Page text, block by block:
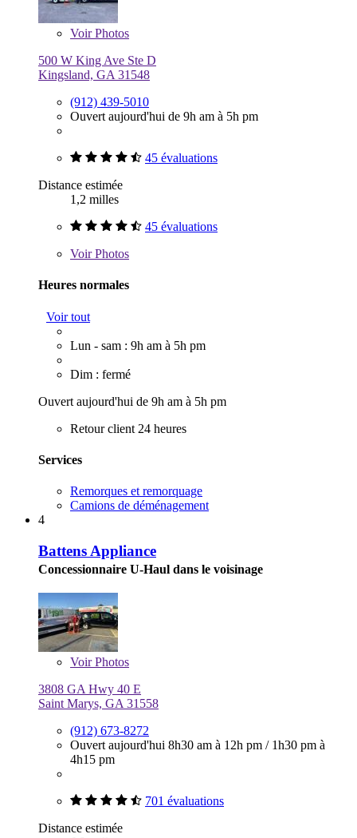
VoirPhotos
500 W King Ave Ste D
Kingsland, GA 31548
(912) 439-5010
Ouvert aujourd'hui de 9h am à 5h pm
45 évaluations
Distance estimée
1,2 milles
45 évaluations
VoirPhotos
Heures normales
Voir tout
Lun - sam : 9h am à 5h pm
Dim : fermé
Ouvert aujourd'hui de 9h am à 5h pm
Retour client 24 heures
Services
Remorques et remorquage
Camions de déménagement
4
Battens Appliance
Concessionnaire U-Haul dans le voisinage
VoirPhotos
3808 GA Hwy 40 E
Saint Marys, GA 31558
(912) 673-8272
Ouvert aujourd'hui 8h30 am à 12h pm / 1h30 pm à
4h15 pm
701 évaluations
Distance estimée